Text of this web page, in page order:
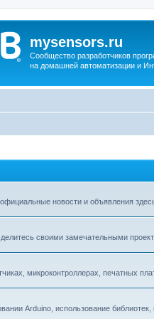
mysensors.ru
Сообщество разработчиков
на домашней автоматизации и
новости и объявления
своими замечательными
микроконтроллерах, печатных
Arduino, использование